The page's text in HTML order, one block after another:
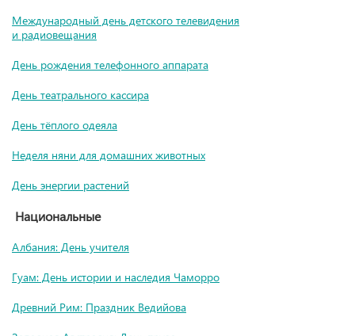
Международный день детского телевидения
и радиовещания
День рождения телефонного аппарата
День театрального кассира
День тёплого одеяла
Неделя няни для домашних животных
День энергии растений
Национальные
Албания: День учителя
Гуам: День истории и наследия Чаморро
Древний Рим: Праздник Ведийова